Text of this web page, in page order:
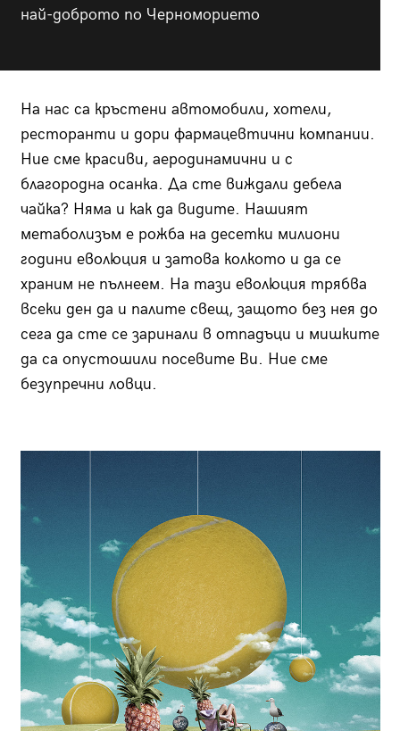
най-доброто по Черноморието
На нас са кръстени автомобили, хотели,
ресторанти и дори фармацевтични компании.
Ние сме красиви, аеродинамични и с
благородна осанка. Да сте виждали дебела
чайка? Няма и как да видите. Нашият
метаболизъм е рожба на десетки милиони
години еволюция и затова колкото и да се
храним не пълнеем. На тази еволюция трябва
всеки ден да и палите свещ, защото без нея до
сега да сте се заринали в отпадъци и мишките
да са опустошили посевите Ви. Ние сме
безупречни ловци.